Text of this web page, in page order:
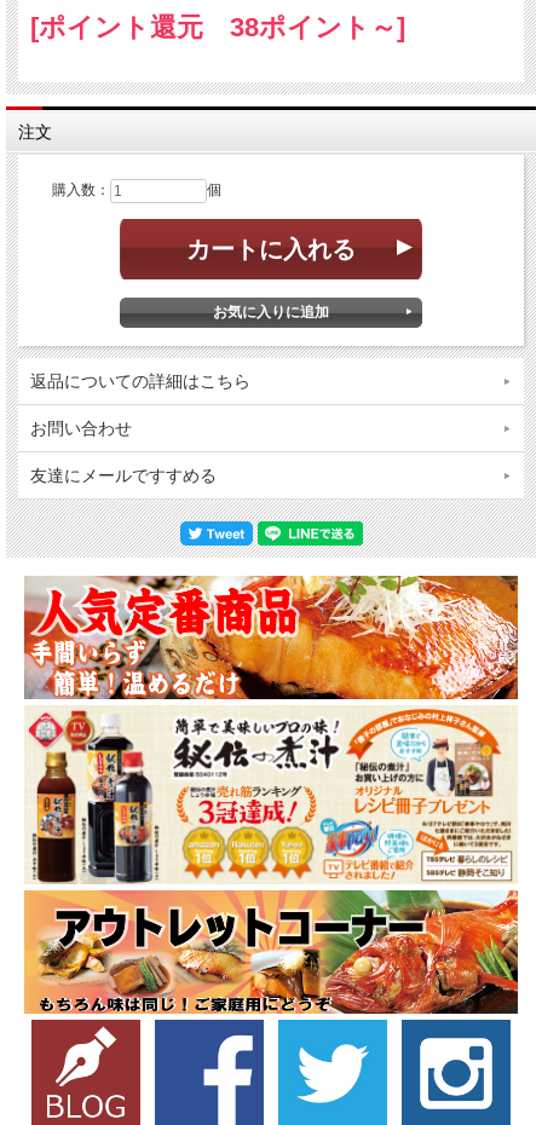
[ポイント還元 38ポイント～]
注文
購入数： 個
返品についての詳細はこちら
お問い合わせ
友達にメールですすめる